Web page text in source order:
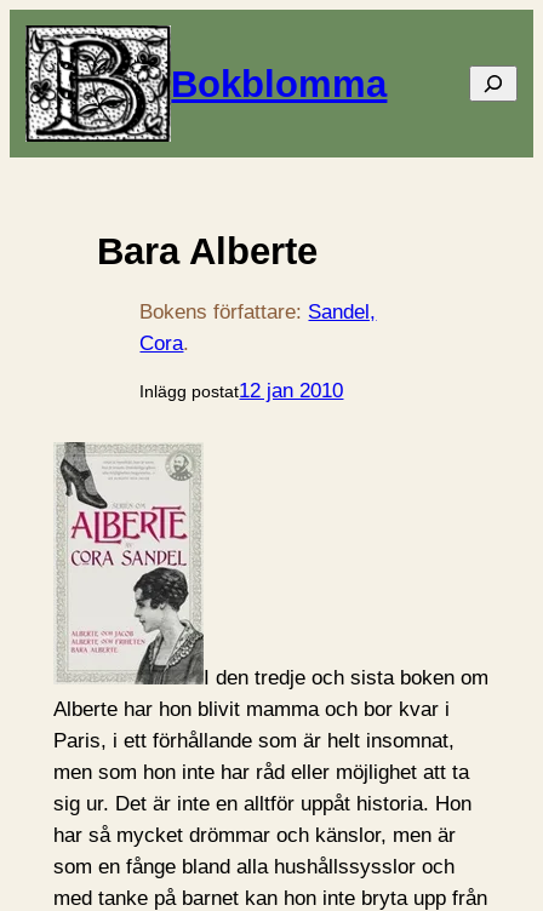
Bokblomma Sök
Bara Alberte
Bokens författare: Sandel,
Cora.
Inlägg postat12 jan 2010
I den tredje och sista boken om
Alberte har hon blivit mamma och bor kvar i
Paris, i ett förhållande som är helt insomnat,
men som hon inte har råd eller möjlighet att ta
sig ur. Det är inte en alltför uppåt historia. Hon
har så mycket drömmar och känslor, men är
som en fånge bland alla hushållssysslor och
med tanke på barnet kan hon inte bryta upp från